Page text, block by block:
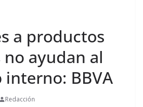
a productos
ayudan al
interno: BBVA
Redacción